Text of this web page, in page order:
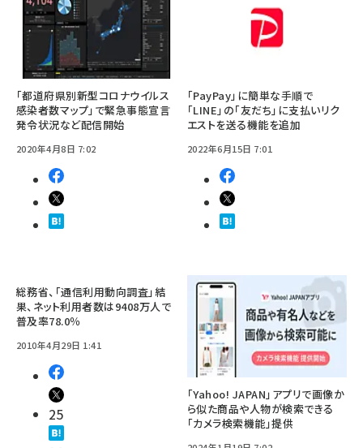
「都道府県別新型コロナウイルス
感染者数マップ」で緊急事態宣言
発令状況など配信開始
2020年4月8日 7:02
「PayPay」に簡単な手順で
「LINE」の「友だち」に支払いリク
エストを送る機能を追加
2022年6月15日 7:01
総務省、「通信利用動向調査」結
果、ネット利用者数は9408万人で
普及率78.0％
2010年4月29日 1:41
25
「Yahoo! JAPAN」アプリで画像か
ら似た商品や人物が検索できる
「カメラ検索機能」提供